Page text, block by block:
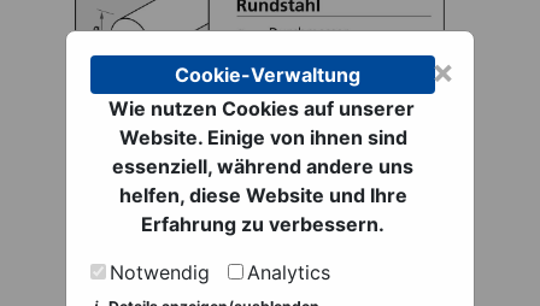
Rundstahl gewalzt |
W.-Nr. 1.4313
ab 3.010,70 € netto
zzgl. MwSt. zzgl.
Versand
×
Cookie-Verwaltung
Wie nutzen Cookies auf unserer
Website. Einige von ihnen sind
essenziell, während andere uns
helfen, diese Website und Ihre
Erfahrung zu verbessern.
Notwendig
Analytics